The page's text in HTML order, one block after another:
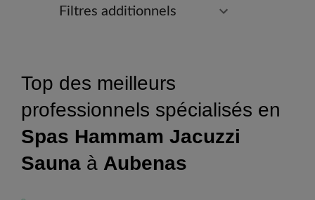
Filtres additionnels
Top des meilleurs
professionnels spécialisés en
Spas Hammam Jacuzzi
Sauna à Aubenas